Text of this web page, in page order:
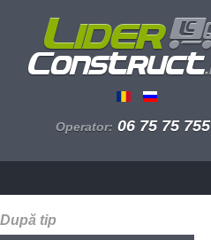
Operator: 06 75 75 755
După tip